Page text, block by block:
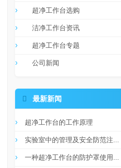
超净工作台选购
洁净工作台资讯
超净工作台专题
公司新闻
 最新新闻
超净工作台的工作原理
实验室中的管理及安全防范注...
一种超净工作台的防护罩使用...